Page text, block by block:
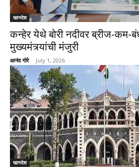
खानदेश
कन्हेर येथे बोरी नदीवर ब्रीज-कम-
मुख्यमंत्र्यांची मंजुरी
आनंद गोरे - July 1, 2026
खानदेश